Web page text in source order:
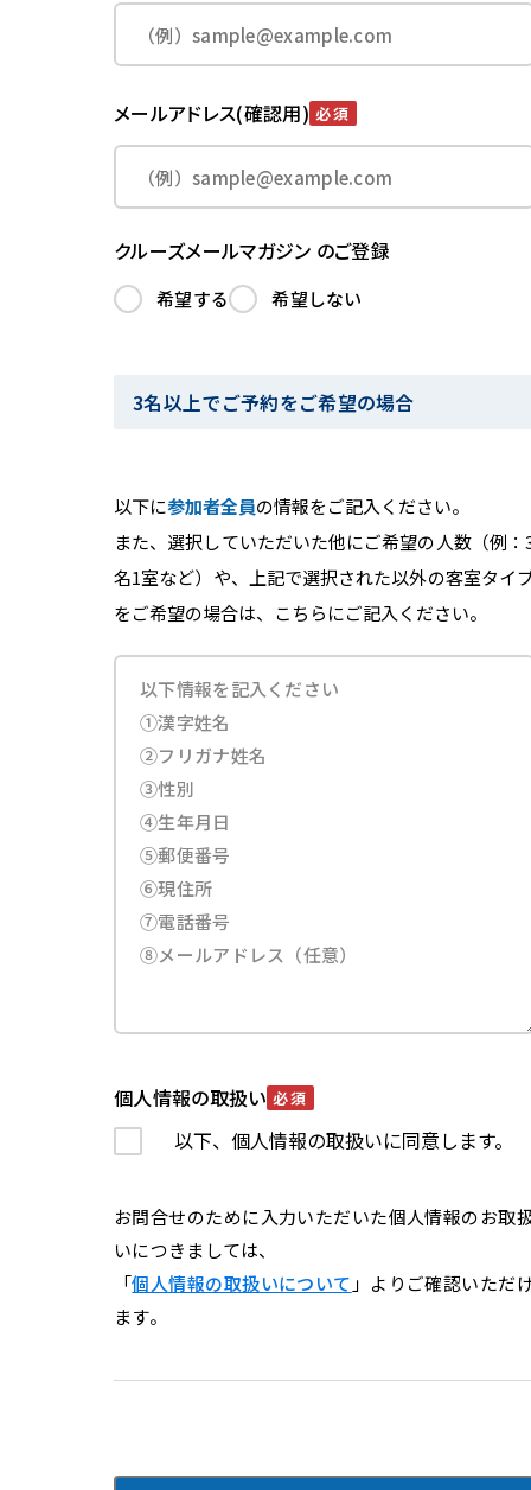
メールアドレス(確認用) 必須
クルーズメールマガジン のご登録
希望する 希望しない
3名以上でご予約をご希望の場合
以下に参加者全員の情報をご記入ください。
また、選択していただいた他にご希望の人数（例：
名1室など）や、上記で選択された以外の客室タイ
をご希望の場合は、こちらにご記入ください。
個人情報の取扱い 必須
以下、個人情報の取扱いに同意します。
お問合せのために入力いただいた個人情報のお取
いにつきましては、
「個人情報の取扱いについて 」よりご確認いただ
ます。